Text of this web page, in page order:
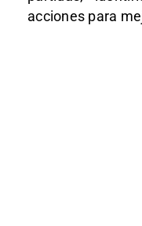
acciones para